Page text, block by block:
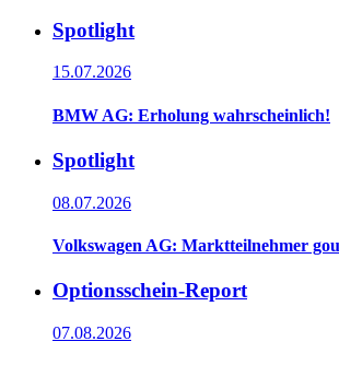
Spotlight
15.07.2026
BMW AG: Erholung wahrscheinlich!
Spotlight
08.07.2026
Volkswagen AG: Marktteilnehmer
Optionsschein-Report
07.08.2026